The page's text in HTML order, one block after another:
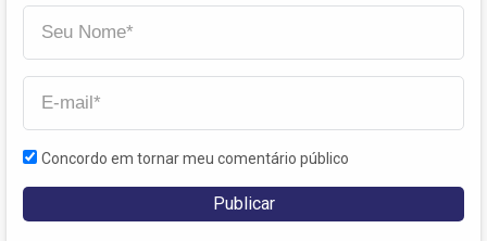
Concordo em tornar meu comentário público